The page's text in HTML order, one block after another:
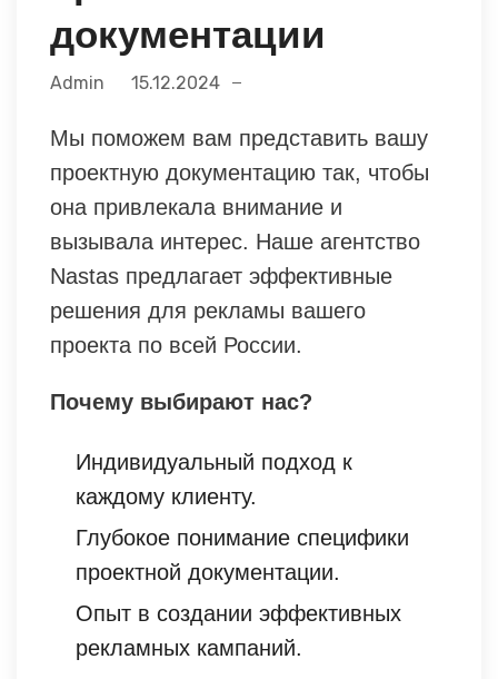
документации
Admin 15.12.2024
Мы поможем вам представить вашу
проектную документацию так, чтобы
она привлекала внимание и
вызывала интерес. Наше агентство
Nastas предлагает эффективные
решения для рекламы вашего
проекта по всей России.
Почему выбирают нас?
Индивидуальный подход к
каждому клиенту.
Глубокое понимание специфики
проектной документации.
Опыт в создании эффективных
рекламных кампаний.